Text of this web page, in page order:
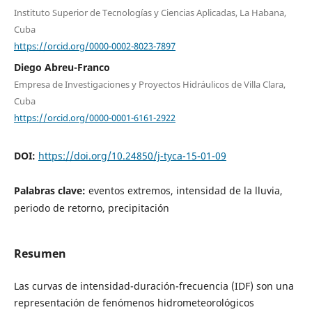
Instituto Superior de Tecnologías y Ciencias Aplicadas, La Habana,
Cuba
https://orcid.org/0000-0002-8023-7897
Diego Abreu-Franco
Empresa de Investigaciones y Proyectos Hidráulicos de Villa Clara,
Cuba
https://orcid.org/0000-0001-6161-2922
DOI: https://doi.org/10.24850/j-tyca-15-01-09
Palabras clave: eventos extremos, intensidad de la lluvia,
periodo de retorno, precipitación
Resumen
Las curvas de intensidad-duración-frecuencia (IDF) son una
representación de fenómenos hidrometeorológicos